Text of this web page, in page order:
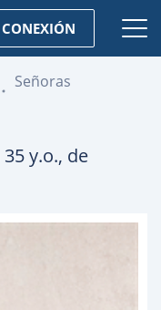
CONEXIÓN
Señoras
35y.o., de